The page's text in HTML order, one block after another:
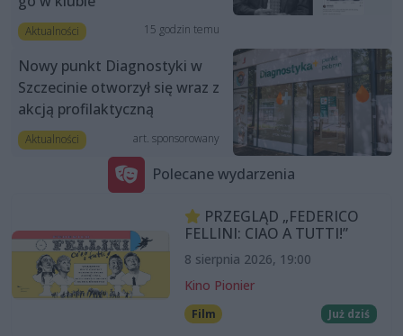
Aktualności 15 godzin temu
Nowy punkt Diagnostyki w
Szczecinie otworzył się wraz z
akcją profilaktyczną
Aktualności art. sponsorowany
Polecane wydarzenia
PRZEGLĄD „FEDERICO
FELLINI: CIAO A TUTTI!”
8 sierpnia 2026, 19:00
Kino Pionier
Film Już dziś